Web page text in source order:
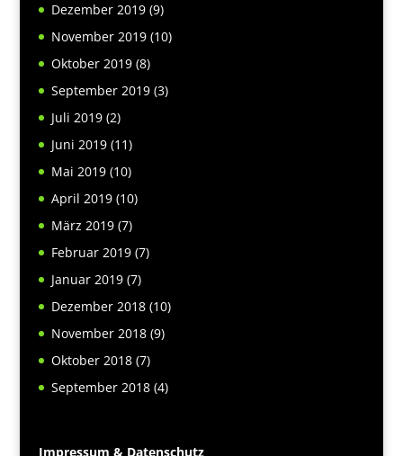
Dezember 2019(9)
November 2019(10)
Oktober 2019(8)
September 2019(3)
Juli 2019(2)
Juni 2019(11)
Mai 2019(10)
April 2019(10)
März 2019(7)
Februar 2019(7)
Januar 2019(7)
Dezember 2018(10)
November 2018(9)
Oktober 2018(7)
September 2018(4)
Impressum & Datenschutz